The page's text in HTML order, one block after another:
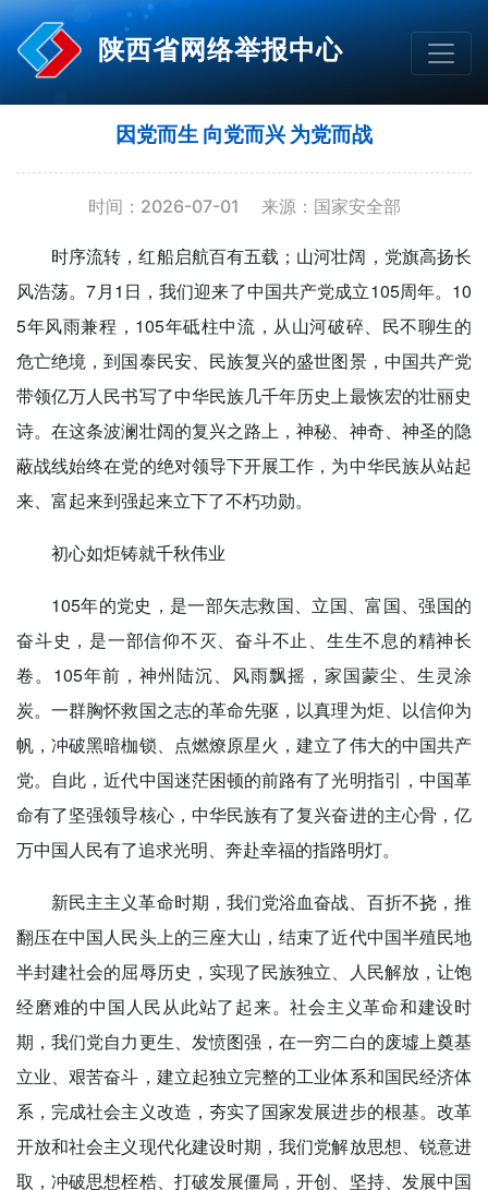
陕西省网络举报中心
因党而生 向党而兴 为党而战
时间：2026-07-01 来源：国家安全部
时序流转，红船启航百有五载；山河壮阔，党旗高扬长
风浩荡。7月1日，我们迎来了中国共产党成立105周年。10
5年风雨兼程，105年砥柱中流，从山河破碎、民不聊生的
危亡绝境，到国泰民安、民族复兴的盛世图景，中国共产党
带领亿万人民书写了中华民族几千年历史上最恢宏的壮丽史
诗。在这条波澜壮阔的复兴之路上，神秘、神奇、神圣的隐
蔽战线始终在党的绝对领导下开展工作，为中华民族从站起
来、富起来到强起来立下了不朽功勋。
初心如炬铸就千秋伟业
105年的党史，是一部矢志救国、立国、富国、强国的
奋斗史，是一部信仰不灭、奋斗不止、生生不息的精神长
卷。105年前，神州陆沉、风雨飘摇，家国蒙尘、生灵涂
炭。一群胸怀救国之志的革命先驱，以真理为炬、以信仰为
帆，冲破黑暗枷锁、点燃燎原星火，建立了伟大的中国共产
党。自此，近代中国迷茫困顿的前路有了光明指引，中国革
命有了坚强领导核心，中华民族有了复兴奋进的主心骨，亿
万中国人民有了追求光明、奔赴幸福的指路明灯。
新民主主义革命时期，我们党浴血奋战、百折不挠，推
翻压在中国人民头上的三座大山，结束了近代中国半殖民地
半封建社会的屈辱历史，实现了民族独立、人民解放，让饱
经磨难的中国人民从此站了起来。社会主义革命和建设时
期，我们党自力更生、发愤图强，在一穷二白的废墟上奠基
立业、艰苦奋斗，建立起独立完整的工业体系和国民经济体
系，完成社会主义改造，夯实了国家发展进步的根基。改革
开放和社会主义现代化建设时期，我们党解放思想、锐意进
取，冲破思想桎梏、打破发展僵局，开创、坚持、发展中国